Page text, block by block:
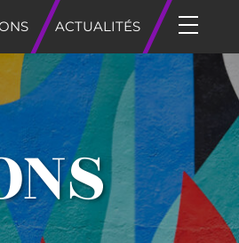
ACTUALITÉS